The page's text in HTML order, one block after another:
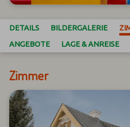
DETAILS BILDERGALERIE
ANGEBOTE
LAGE & ANREISE
Zimmer